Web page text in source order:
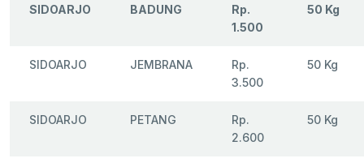
SIDOARJO BADUNG
Rp.
1.500
50 Kg
SIDOARJO JEMBRANA
Rp.
3.500
50 Kg
SIDOARJO PETANG
Rp.
2.600
50 Kg